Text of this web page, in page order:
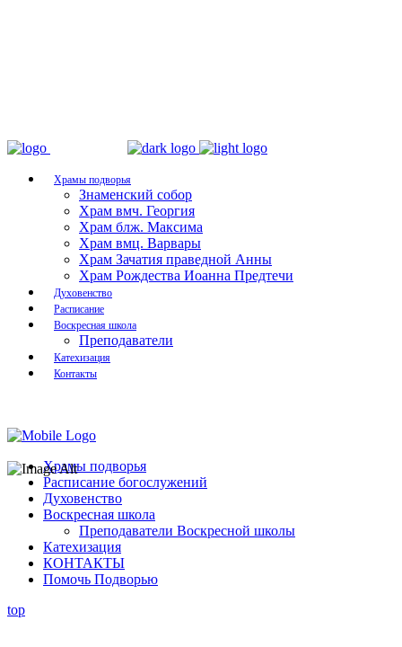
Храмы подворья
Знаменский собор
Храм вмч. Георгия
Храм блж. Максима
Храм вмц. Варвары
Храм Зачатия праведной Анны
Храм Рождества Иоанна Предтечи
Духовенство
Расписание
Воскресная школа
Преподаватели
Катехизация
Контакты
Храмы подворья
Расписание богослужений
Духовенство
Воскресная школа
Преподаватели Воскресной школы
Катехизация
КОНТАКТЫ
Помочь Подворью
top